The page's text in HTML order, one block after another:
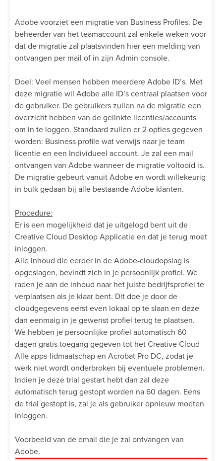
Adobe voorziet een migratie van Business Profiles. De
beheerder van het teamaccount zal enkele weken voor
dat de migratie zal plaatsvinden hier een melding van
ontvangen per mail of in zijn Admin console.
Doel: Veel mensen hebben meerdere Adobe ID’s. Met
deze migratie wil Adobe alle ID’s centraal plaatsen voor
de gebruiker. De gebruikers zullen na de migratie een
overzicht hebben van de gelinkte licenties/accounts
om in te loggen. Standaard zullen er 2 opties gegeven
worden: Business profile wat verwijs naar je team
licentie en een Individueel account. Je zal een mail
ontvangen van Adobe wanneer de migratie voltooid is.
De migratie gebeurt vanuit Adobe en wordt willekeurig
in bulk gedaan bij alle bestaande Adobe klanten.
Procedure:
Er is een mogelijkheid dat je uitgelogd bent uit de
Creative Cloud Desktop Applicatie en dat je terug moet
inloggen.
Alle inhoud die eerder in de Adobe-cloudopslag is
opgeslagen, bevindt zich in je persoonlijk profiel. We
raden je aan de inhoud naar het juiste bedrijfsprofiel te
verplaatsen als je klaar bent. Dit doe je door de
cloudgegevens eerst even lokaal op te slaan en deze
dan eenmaig in je gewenst profiel terug te plaatsen.
We hebben je persoonlijke profiel automatisch 60
dagen gratis toegang gegeven tot het Creative Cloud
Alle apps-lidmaatschap en Acrobat Pro DC, zodat je
werk niet wordt onderbroken bij eventuele problemen.
Indien je deze trial gestart hebt dan zal deze
automatisch terug gestopt worden na 60 dagen. Eens
de trial gestopt is, zal je als gebruiker opnieuw moeten
inloggen.
Voorbeeld van de email die je zal ontvangen van
Adobe.